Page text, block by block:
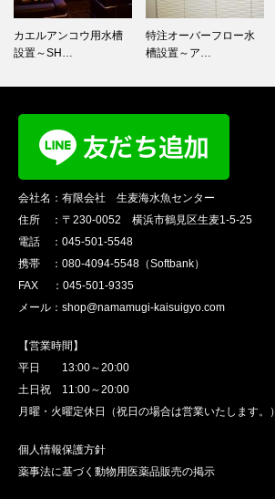
特注オーバーフロー水
槽設置～ア…
クマノミが乱舞する
150cmは…
会社名：有限会社 生麦海水魚センター
住所 ：〒230-0052 横浜市鶴見区生麦1-5-25
電話 ：045-501-5548
携帯 ：080-4094-5548（Softbank）
FAX ：045-501-9335
メール：shop@namamugi-kaisuigyo.com
【営業時間】
平日 13:00～20:00
土日祝 11:00～20:00
月曜・火曜定休日（祝日の場合は営業いたします。）
個人情報保護方針
薬事法に基づく動物用医薬品販売の掲示